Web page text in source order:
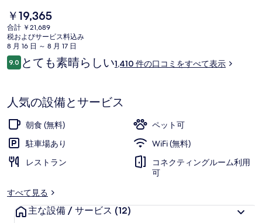
サ
ラ
の
写
ギ
ャ
ラ
リ
しています。
現
在
の
料
金
は
す
￥19,365
合計 ￥21,689
税およびサービス料込み
8 月 16 日 ～ 8 月 17 日
口
コ
9.010段階中9.0
とても素晴らしい1,410 件の口コミをすべて表示
人気の設備とサービス
朝食 (無料)
ペット可
駐車場あり
WiFi (無料)
レストラン
コネクティングルーム利用
可
すべて見る
主な設備 / サービス (12)